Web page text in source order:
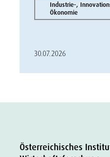
Industrie-,
Ökonomie
30.07.2026
Österreichisches